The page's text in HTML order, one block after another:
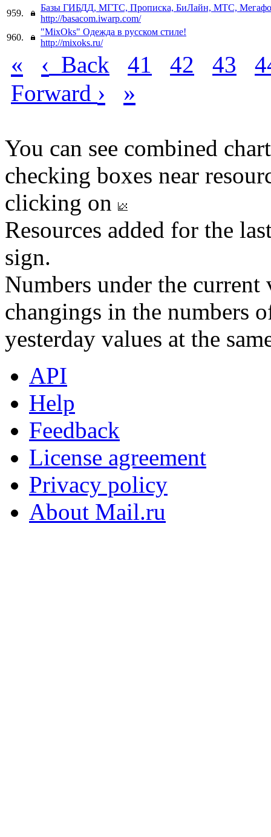
959.
Базы ГИБДД, МГТС, Прописка, БиЛайн, МТС,
http://basacom.iwarp.com/
960.
"MixOks" Одежда в русском стиле!
http://mixoks.ru/
« ‹ Back 41 42 43
Forward › »
You can see combined
checking boxes near
clicking on
Resources added for the
sign.
Numbers under the
changings in the numbers
yesterday values at the
API
Help
Feedback
License agreement
Privacy policy
About Mail.ru